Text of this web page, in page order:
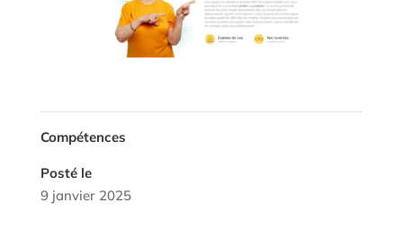
Compétences
Posté le
9 janvier 2025